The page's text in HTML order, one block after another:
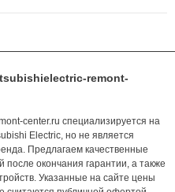
remont-
center.ru специализируется на
Electric, но не является
Предлагаем качественные
после окончания гарантии, а также
Указанные на сайте цены